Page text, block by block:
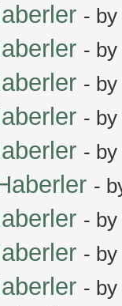
- by
- by
- by
- by
- by
-
- by
- by
- by